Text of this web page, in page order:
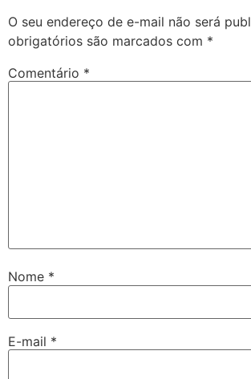
Forum
giriş
escort
giriş
giriş
O seu endereço de e-mail não será
obrigatórios são marcados com *
Comentário *
Nome *
E-mail *